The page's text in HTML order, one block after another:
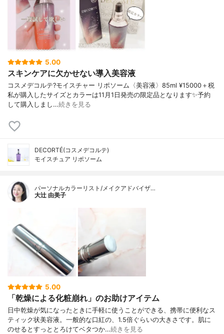
5.00
スキンケアに欠かせない導入美容液
コスメデコルテ?モイスチャー リポソーム〈美容液〉85ml ¥15000＋税
私が購入したサイズとカラーは11月1日発売の限定品となります✨予約
して購入しまし…続きを見る
DECORTÉ(コスメデコルテ)
モイスチュア リポソーム
パーソナルカラーリスト/メイクアドバイザ…
大辻 由美子
5.00
「乾燥による化粧崩れ」のお助けアイテム
日中乾燥が気になったときに手軽に使うことができる、携帯に便利なス
ティック状美容液。一般的な口紅の、1.5倍ぐらいの大きさです。肌に
のせるとすっととろけてベタつか…続きを見る